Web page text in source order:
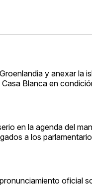
y anexar la
Blanca en
en la agenda del
a los
oficial